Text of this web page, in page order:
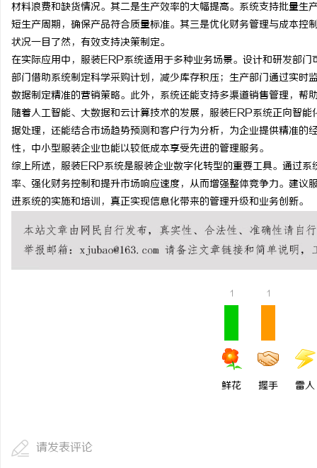
材料浪费和缺货情况。其二是生产效率的大幅提高。系统支持批量
短生产周期，确保产品符合质量标准。其三是优化财务管理与成本
状况一目了然，有效支持决策制定。
在实际应用中，服装ERP系统适用于多种业务场景。设计和研发部
部门借助系统制定科学采购计划，减少库存积压；生产部门通过实
数据制定精准的营销策略。此外，系统还能支持多渠道销售管理，帮
随着人工智能、大数据和云计算技术的发展，服装ERP系统正向智
据处理，还能结合市场趋势预测和客户行为分析，为企业提供精准
性，中小型服装企业也能以较低成本享受先进的管理服务。
综上所述，服装ERP系统是服装企业数字化转型的重要工具。通过
率、强化财务控制和提升市场响应速度，从而增强整体竞争力。建
进系统的实施和培训，真正实现信息化带来的管理升级和业务创新。
1
鲜花
1
握手 雷人
请发表评论
以初心守食安 以匠心筑
（北京）餐饮管理有限
康餐饮之道